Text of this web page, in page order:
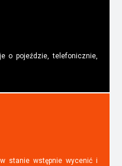
o pojeździe, telefonicznie,
stanie wstępnie wycenić i